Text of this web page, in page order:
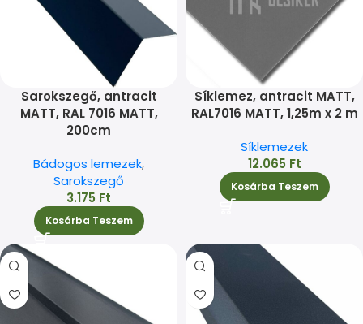
Sarokszegő, antracit
MATT, RAL 7016 MATT,
200cm
Bádogos lemezek,
Sarokszegő
3.175 Ft
Kosárba Teszem
Síklemez, antracit MATT,
RAL7016 MATT, 1,25m x 2 m
Síklemezek
12.065 Ft
Kosárba Teszem